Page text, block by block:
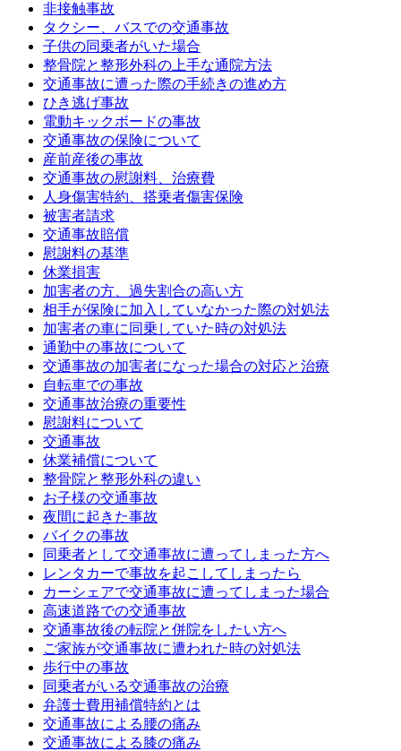
非接触事故
タクシー、バスでの交通事故
子供の同乗者がいた場合
整骨院と整形外科の上手な通院方法
交通事故に遭った際の手続きの進め方
ひき逃げ事故
電動キックボードの事故
交通事故の保険について
産前産後の事故
交通事故の慰謝料、治療費
人身傷害特約、搭乗者傷害保険
被害者請求
交通事故賠償
慰謝料の基準
休業損害
加害者の方、過失割合の高い方
相手が保険に加入していなかった際の対処法
加害者の車に同乗していた時の対処法
通勤中の事故について
交通事故の加害者になった場合の対応と治療
自転車での事故
交通事故治療の重要性
慰謝料について
交通事故
休業補償について
整骨院と整形外科の違い
お子様の交通事故
夜間に起きた事故
バイクの事故
同乗者として交通事故に遭ってしまった方へ
レンタカーで事故を起こしてしまったら
カーシェアで交通事故に遭ってしまった場合
高速道路での交通事故
交通事故後の転院と併院をしたい方へ
ご家族が交通事故に遭われた時の対処法
歩行中の事故
同乗者がいる交通事故の治療
弁護士費用補償特約とは
交通事故による腰の痛み
交通事故による膝の痛み